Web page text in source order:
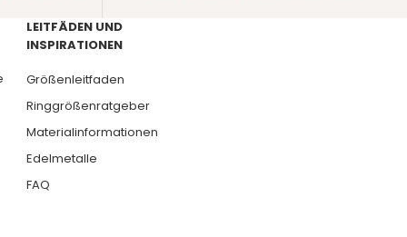
einzigartiges und stilvolles Aussehen für die Wetterstation
Design zu schaffen. Dies kommt in dieser fantastischen
Ihr Zuhause viele Jahre lang schmücken kann. Lesen Sie
per E-Mail an info@schmuckzentrum.de zu
LEITFÄDEN UND
INSPIRATIONEN
Größenleitfaden
Ringgrößenratgeber
Materialinformationen
Edelmetalle
FAQ